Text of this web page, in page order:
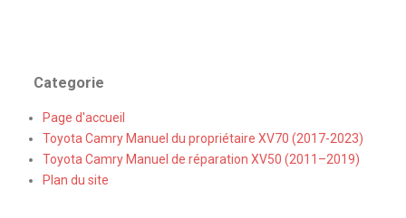
Categorie
Page d'accueil
Toyota Camry Manuel du propriétaire XV70 (2017-2023)
Toyota Camry Manuel de réparation XV50 (2011–2019)
Plan du site